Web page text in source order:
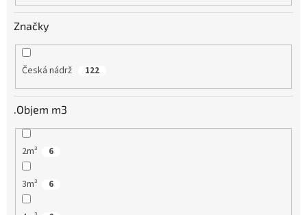
Značky
Česká nádrž 122
.Objem m3
2m³ 6
3m³ 6